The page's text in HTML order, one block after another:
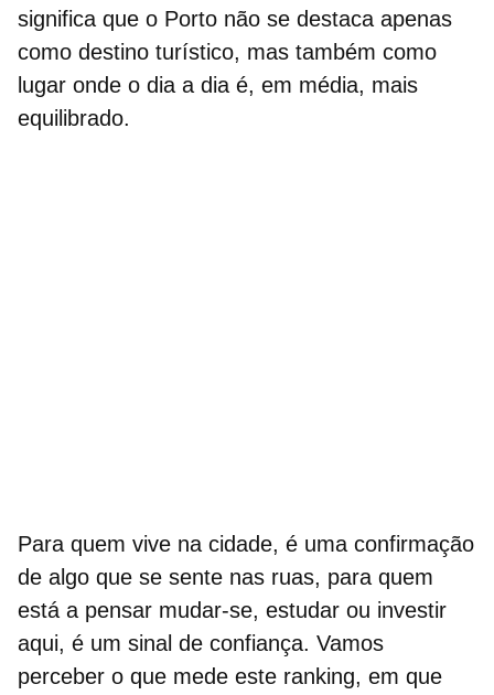
significa que o Porto não se destaca apenas
como destino turístico, mas também como
lugar onde o dia a dia é, em média, mais
equilibrado.
Para quem vive na cidade, é uma confirmação
de algo que se sente nas ruas, para quem
está a pensar mudar-se, estudar ou investir
aqui, é um sinal de confiança. Vamos
perceber o que mede este ranking, em que